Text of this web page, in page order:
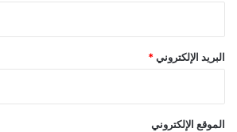
البريد الإلكتروني *
الموقع الإلكتروني